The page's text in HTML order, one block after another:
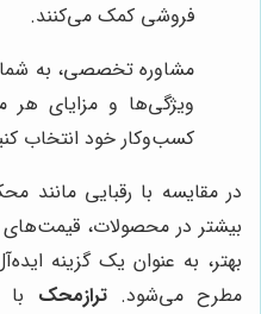
فروشی کمک می‌کنند.
مشاوره تخصصی، به شما
ویژگی‌ها و مزایای هر
کسب‌وکار خود انتخاب
در مقایسه با رقبایی مانند
بیشتر در محصولات،
بهتر، به عنوان یک گزینه
مطرح می‌شود.ترازمحک